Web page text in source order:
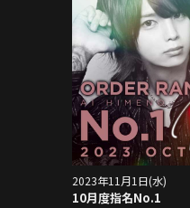
2023年11月1日(水)
10月度指名No.1